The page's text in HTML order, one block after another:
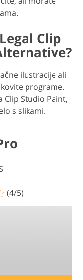
Clip
ilustracije ali
programe.
Clip Studio Paint,
s slikami.
(4/5)